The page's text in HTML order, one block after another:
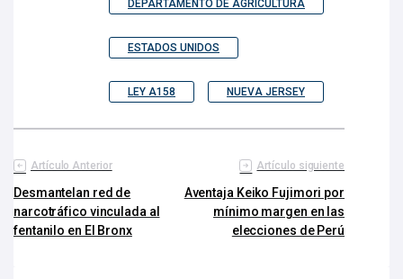
DEPARTAMENTO DE AGRICULTURA
ESTADOS UNIDOS
LEY A158 NUEVA JERSEY
Artículo Anterior
Desmantelan red de
narcotráfico vinculada al
fentanilo en El Bronx
Artículo siguiente
Aventaja Keiko Fujimori por
mínimo margen en las
elecciones de Perú